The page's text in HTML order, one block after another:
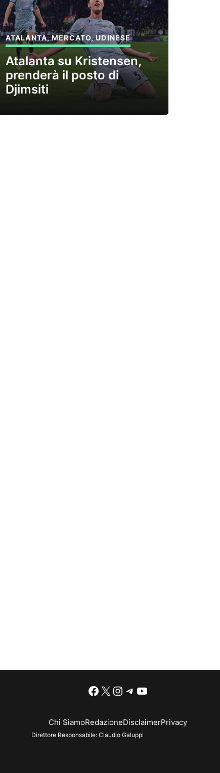
ATALANTA,MERCATO,UDINESE
Atalanta su Kristensen,
prenderà il posto di
Djimsiti
Facebook
X Instagram
Telegram
YouTube
Chi SiamoRedazioneDisclaimerPrivacy
Direttore Responsabile: Claudio Galuppi